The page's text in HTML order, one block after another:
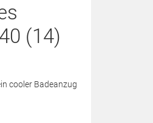
(14)
cooler Badeanzug